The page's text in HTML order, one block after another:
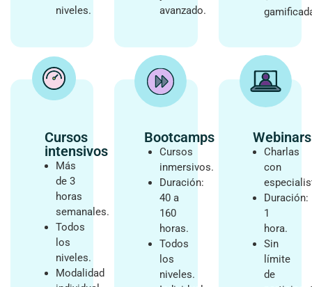
niveles.
avanzado.
Cursos
intensivos
Más
de 3
horas
semanales.
Todos
los
niveles.
Modalidad
Bootcamps
Cursos
inmersivos.
Duración:
40 a
160
horas.
Todos
los
niveles.
Webinars
Charlas
con
Duración:
1
hora.
Sin
límite
de